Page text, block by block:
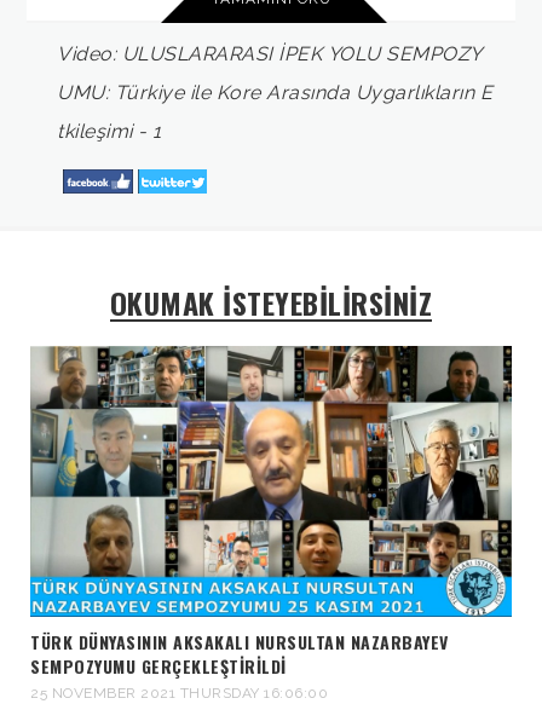
Video: ULUSLARARASI İPEK YOLU SEMPOZY
UMU: Türkiye ile Kore Arasında Uygarlıkların E
tkileşimi - 1
OKUMAK İSTEYEBİLİRSİNİZ
TÜRK DÜNYASININ AKSAKALI NURSULTAN NAZARBAYEV
SEMPOZYUMU GERÇEKLEŞTIRILDI
25 NOVEMBER 2021 THURSDAY 16:06:00